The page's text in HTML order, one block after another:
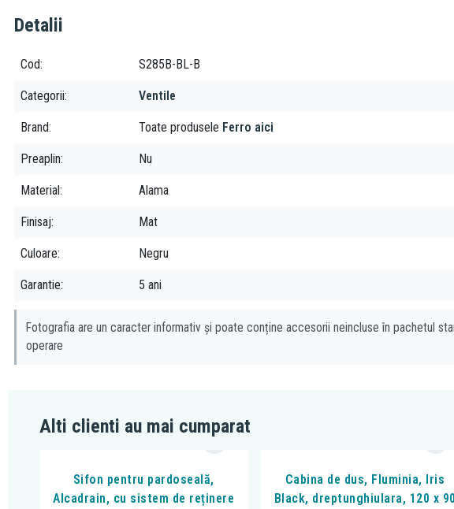
Detalii
Cod S285B-BL-B
Categorii Ventile
Brand Toate produsele Ferro aici
Preaplin Nu
Material Alama
Finisaj Mat
Culoare Negru
Garantie 5 ani
Fotografia are un caracter informativ și poate conține accesorii neincluse în pachetul
operare
Alti clienti au mai cumparat
Sifon pentru pardoseală,
Alcadrain, cu sistem de reținere
Cabina de dus, Fluminia, Iris
Black, dreptunghiulara, 120 x 90